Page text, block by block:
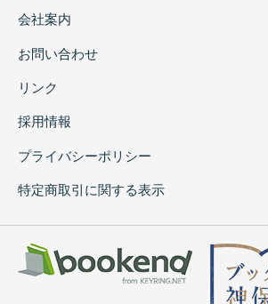
会社案内
お問い合わせ
リンク
採用情報
プライバシーポリシー
特定商取引に関する表示